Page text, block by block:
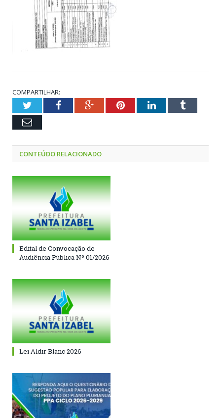
COMPARTILHAR:
TwitterFacebookGoogle+PinterestLinkedInTumblr
Email
CONTEÚDO RELACIONADO
Edital de Convocação de
Audiência Pública Nº 01/2026
Lei Aldir Blanc 2026